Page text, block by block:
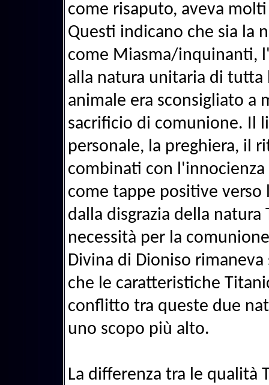
come risaputo, aveva
Questi indicano che sia la
come Miasma/inquinanti,
alla natura unitaria di tutta
animale era sconsigliato a
sacrificio di comunione. Il
personale, la preghiera, il
combinati con
come tappe positive
dalla disgrazia della
necessità per la
Divina di Dioniso
che le caratteristiche
conflitto tra queste due
uno scopo più alto.
La differenza tra le qualità